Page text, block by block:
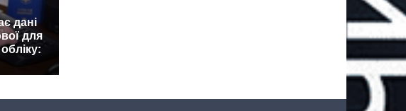
дані
для